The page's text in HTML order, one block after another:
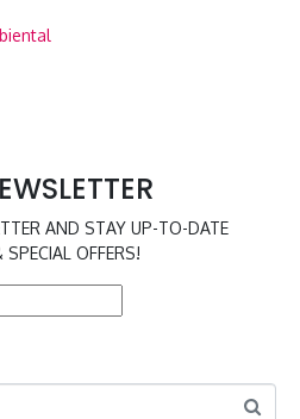
AND STAY UP-TO-DATE
OFFERS!